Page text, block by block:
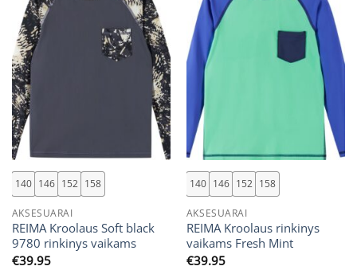
140 146 152 158
AKSESUARAI
REIMA Kroolaus Soft black
9780 rinkinys vaikams
€39.95
140 146 152 158
AKSESUARAI
REIMA Kroolaus rinkinys
vaikams Fresh Mint
€39.95